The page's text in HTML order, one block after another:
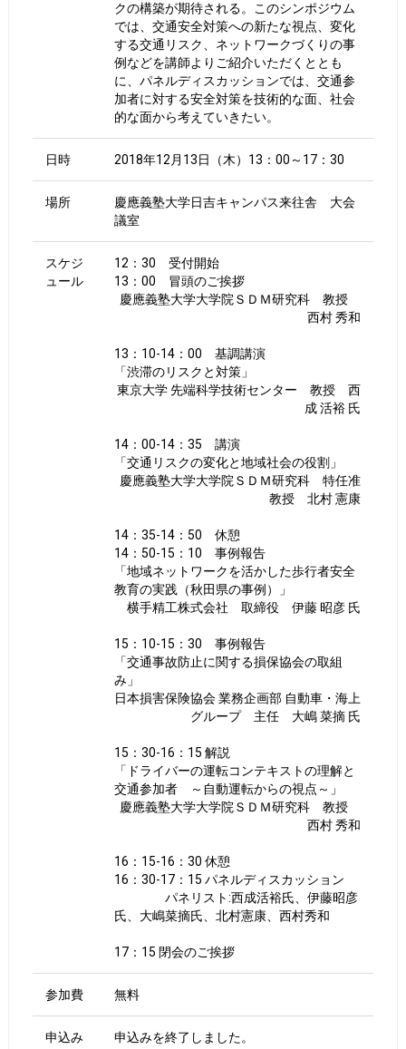
クの構築が期待される。このシンポジウム
では、交通安全対策への新たな視点、変化
する交通リスク、ネットワークづくりの事
例などを講師よりご紹介いただくととも
に、パネルディスカッションでは、交通参
加者に対する安全対策を技術的な面、社会
的な面から考えていきたい。
日時 2018年12月13日（木）13：00～17：30
場所
慶應義塾大学日吉キャンパス来往舎 大会
議室
スケジ
ュール
12：30 受付開始
13：00 冒頭のご挨拶
慶應義塾大学大学院ＳＤＭ研究科 教授
西村 秀和
13：10-14：00 基調講演
「渋滞のリスクと対策」
東京大学 先端科学技術センター 教授 西
成 活裕 氏
14：00-14：35 講演
「交通リスクの変化と地域社会の役割」
慶應義塾大学大学院ＳＤＭ研究科 特任准
教授 北村 憲康
14：35-14：50 休憩
14：50-15：10 事例報告
「地域ネットワークを活かした歩行者安全
教育の実践（秋田県の事例）」
横手精工株式会社 取締役 伊藤 昭彦 氏
15：10-15：30 事例報告
「交通事故防止に関する損保協会の取組
み」
日本損害保険協会 業務企画部 自動車・海上
グループ 主任 大嶋 菜摘 氏
15：30-16：15 解説
「ドライバーの運転コンテキストの理解と
交通参加者 ～自動運転からの視点～」
慶應義塾大学大学院ＳＤＭ研究科 教授
西村 秀和
16：15-16：30 休憩
16：30-17：15 パネルディスカッション
パネリスト:西成活裕氏、伊藤昭彦
氏、大嶋菜摘氏、北村憲康、西村秀和
17：15 閉会のご挨拶
参加費 無料
申込み 申込みを終了しました。